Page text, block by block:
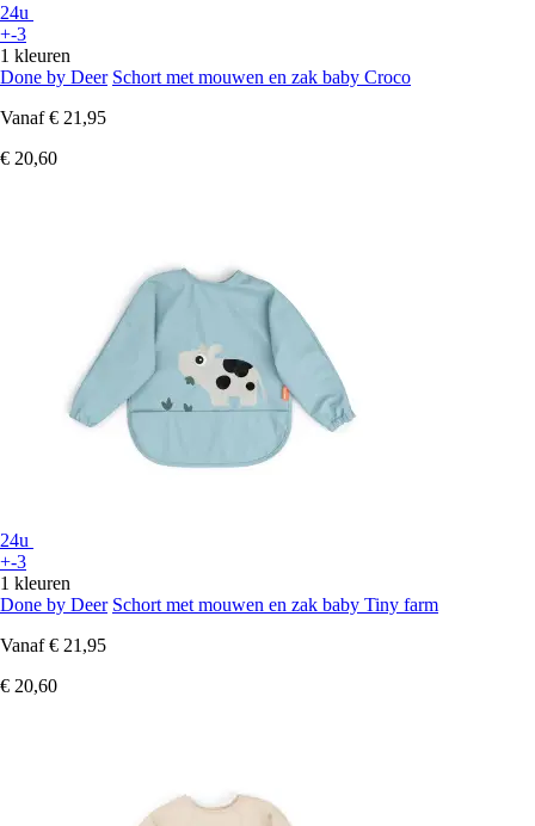
24u
+-3
1 kleuren
Done by Deer Schort met mouwen en zak baby Croco
Vanaf € 21,95
€ 20,60
24u
+-3
1 kleuren
Done by Deer Schort met mouwen en zak baby Tiny farm
Vanaf € 21,95
€ 20,60